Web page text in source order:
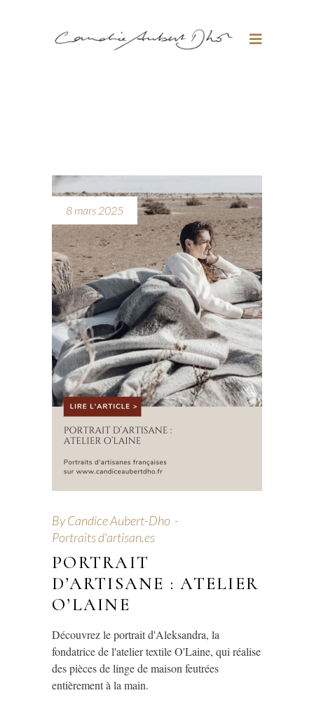
8 mars 2025
ByCandice Aubert-Dho
Portraits d'artisan.es
PORTRAIT
D’ARTISANE : ATELIER
O’LAINE
Découvrez le portrait d'Aleksandra, la
fondatrice de l'atelier textile O'Laine, qui réalise
des pièces de linge de maison feutrées
entièrement à la main.